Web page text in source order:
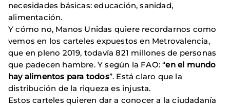
necesidades básicas: educación, sanidad,
alimentación.
Y cómo no, Manos Unidas quiere recordarnos como
vemos en los carteles expuestos en Metrovalencia,
que en pleno 2019, todavía 821 millones de personas
que padecen hambre. Y según la FAO: “en el mundo
hay alimentos para todos”. Está claro que la
distribución de la riqueza es injusta.
Estos carteles quieren dar a conocer a la ciudadanía